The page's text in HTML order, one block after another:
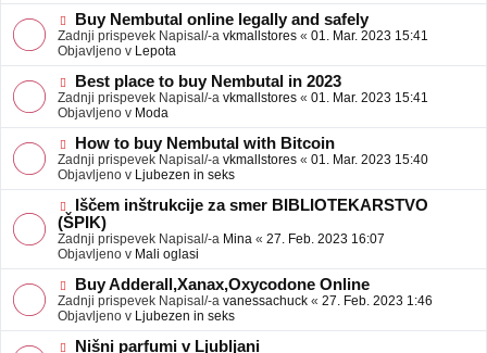
eb
j
a
v
e
N
o
v
e
o
b
j
a
v
e
Buy Nembutal online legally and safely
Zadnji prispevek Napisal/-a vkmallstores « 01. Mar. 2023 15:41
Objavljeno v Lepota
N
o
v
e
o
b
j
a
v
e
Best place to buy Nembutal in 2023
Zadnji prispevek Napisal/-a vkmallstores « 01. Mar. 2023 15:41
Objavljeno v Moda
N
o
v
e
o
b
j
a
v
e
How to buy Nembutal with Bitcoin
Zadnji prispevek Napisal/-a vkmallstores « 01. Mar. 2023 15:40
Objavljeno v Ljubezen in seks
N
o
v
e
o
b
j
a
v
e
Iščem inštrukcije za smer BIBLIOTEKARSTVO
(ŠPIK)
Zadnji prispevek Napisal/-a Mina « 27. Feb. 2023 16:07
Objavljeno v Mali oglasi
N
o
v
e
o
Buy Adderall,Xanax,Oxycodone Online
Zadnji prispevek Napisal/-a vanessachuck « 27. Feb. 2023 1:46
Objavljeno v Ljubezen in seks
NNišni parfumi v Ljubljani